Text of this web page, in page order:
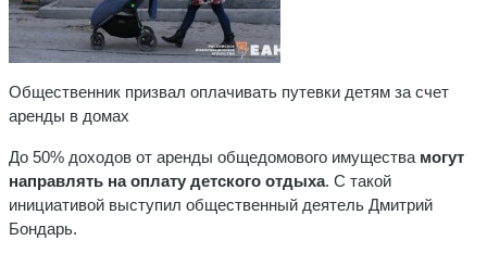
Общественник призвал оплачивать путевки детям за счет
аренды в домах
До 50% доходов от аренды общедомового имущества могут
направлять на оплату детского отдыха. С такой
инициативой выступил общественный деятель Дмитрий
Бондарь.